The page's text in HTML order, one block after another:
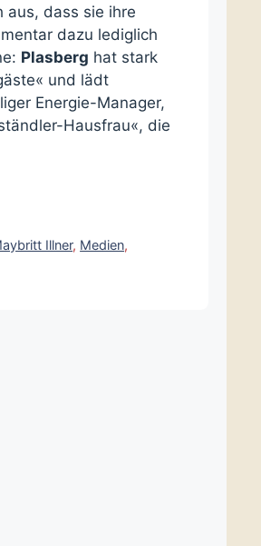
aus, dass sie ihre
dazu lediglich
Plasberg hat stark
und lädt
Energie-Manager,
Hausfrau«, die
Illner, Medien,